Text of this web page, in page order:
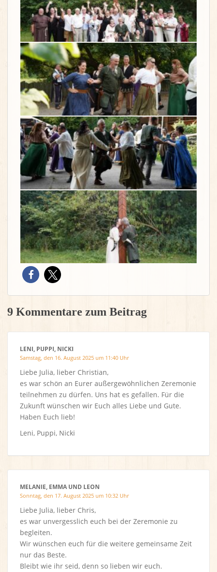
9 Kommentare zum Beitrag
LENI, PUPPI, NICKI
Samstag, den 16. August 2025 um 11:40 Uhr
Liebe Julia, lieber Christian,
es war schön an Eurer außergewöhnlichen Zeremonie
teilnehmen zu dürfen. Uns hat es gefallen. Für die
Zukunft wünschen wir Euch alles Liebe und Gute.
Haben Euch lieb!
Leni, Puppi, Nicki
MELANIE, EMMA UND LEON
Sonntag, den 17. August 2025 um 10:32 Uhr
Liebe Julia, lieber Chris,
es war unvergesslich euch bei der Zeremonie zu
begleiten.
Wir wünschen euch für die weitere gemeinsame Zeit
nur das Beste.
Bleibt wie ihr seid, denn so lieben wir euch.